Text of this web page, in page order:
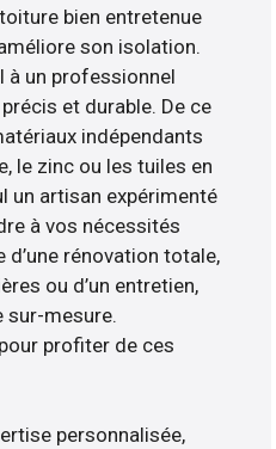
bien entretenue
son isolation.
à un professionnel
et durable. De ce
indépendants
le zinc ou les tuiles en
un artisan expérimenté
à vos nécessités
d’une rénovation totale,
ou d’un entretien,
sur-mesure.
profiter de ces
personnalisée,